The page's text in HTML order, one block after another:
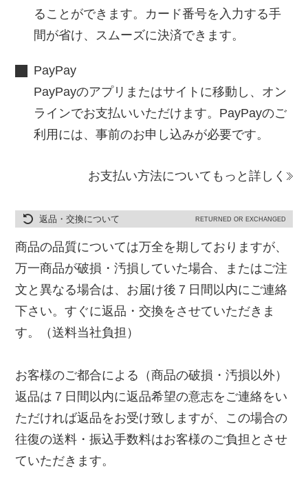
ることができます。カード番号を入力する手
間が省け、スムーズに決済できます。
PayPay
PayPayのアプリまたはサイトに移動し、オン
ラインでお支払いいただけます。PayPayのご
利用には、事前のお申し込みが必要です。
お支払い方法についてもっと詳しく
返品・交換について RETURNED OR EXCHANGED
商品の品質については万全を期しておりますが、
万一商品が破損・汚損していた場合、またはご注
文と異なる場合は、お届け後７日間以内にご連絡
下さい。すぐに返品・交換をさせていただきま
す。（送料当社負担）
お客様のご都合による（商品の破損・汚損以外）
返品は７日間以内に返品希望の意志をご連絡をい
ただければ返品をお受け致しますが、この場合の
往復の送料・振込手数料はお客様のご負担とさせ
ていただきます。